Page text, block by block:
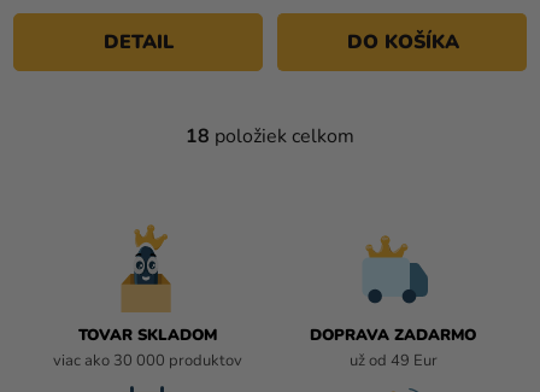
DETAIL DO KOŠÍKA
O
18 položiek celkom
TOVAR SKLADOM
viac ako 30 000 produktov
DOPRAVA ZADARMO
už od 49 Eur